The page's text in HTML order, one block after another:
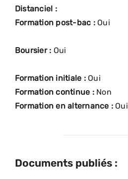
Distanciel :
Formation post-bac : Oui
Boursier : Oui
Formation initiale : Oui
Formation continue : Non
Formation en alternance : Oui
Documents publiés :